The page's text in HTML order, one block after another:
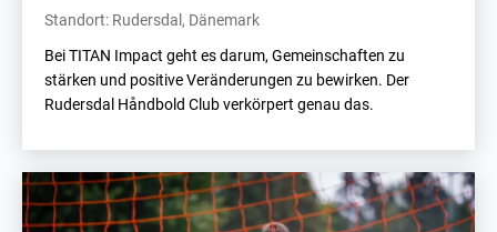
Standort: Rudersdal, Dänemark
Bei TITAN Impact geht es darum, Gemeinschaften zu
stärken und positive Veränderungen zu bewirken. Der
Rudersdal Håndbold Club verkörpert genau das.